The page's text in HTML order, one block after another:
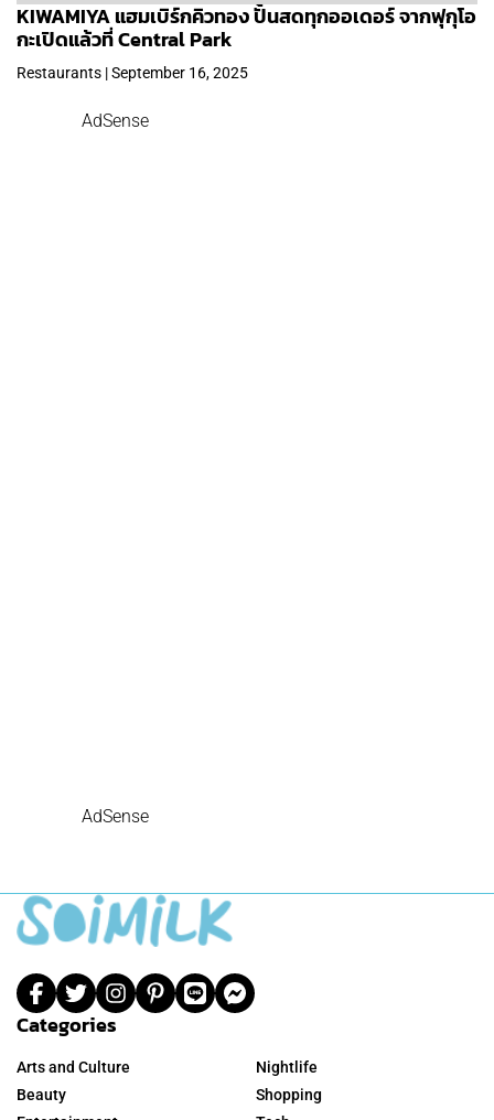
KIWAMIYA แฮมเบิร์กคิวทอง ปั้นสดทุกออเดอร์ จากฟุกุโอ
กะเปิดแล้วที่ Central Park
Restaurants | September 16, 2025
AdSense
AdSense
Categories
Arts and Culture
Beauty
Nightlife
Shopping